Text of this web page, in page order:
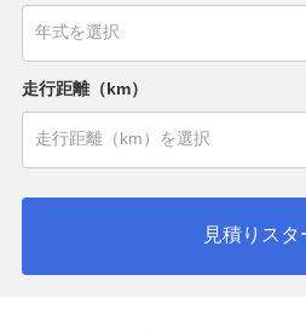
走行距離（km）
見積りスタ